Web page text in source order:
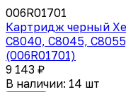
006R01701
Картридж черный
C8040, C8045,
(006R01701)
9 143 ₽
В наличии: 14 шт